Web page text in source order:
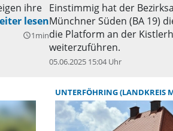
ihre
query_builder1min
Einstimmig hat der
Münchner Süden (BA 19)
die Platform an der
weiterzuführen.
05.06.2025 15:04 Uhr
UNTERFÖHRING (LANDKREIS